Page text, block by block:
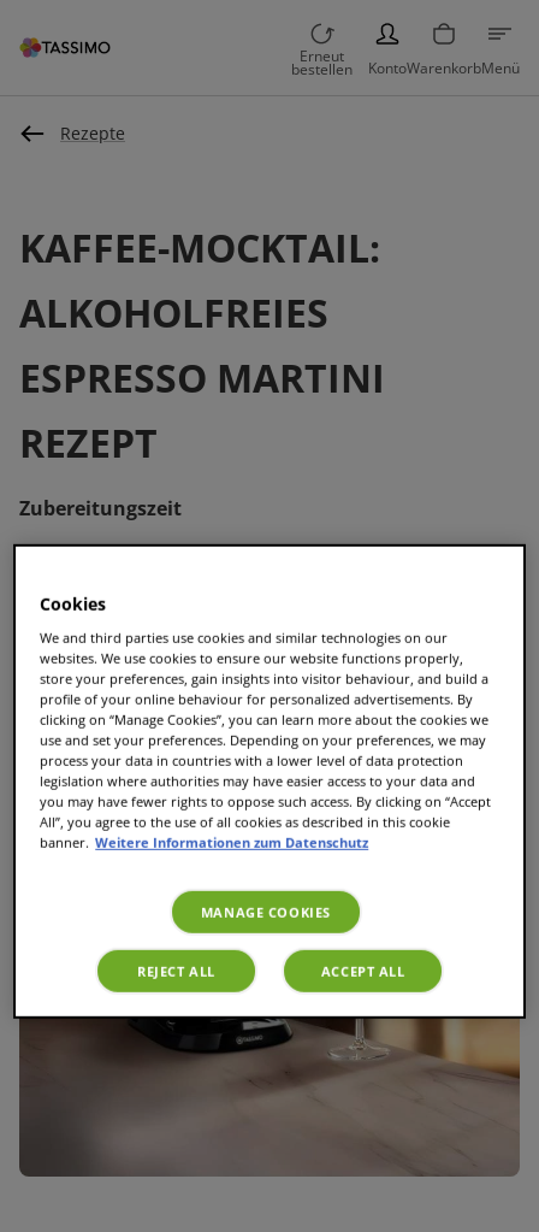
Erneut
bestellen
PERSON
KontoWarenkorbMenü
Rezepte
KAFFEE-MOCKTAIL:
ALKOHOLFREIES
ESPRESSO MARTINI
REZEPT
Zubereitungszeit
5 Minuten
Portion
1 Person
T DISC
Espresso, wir empfehlen L'OR Fortissimo TASSIMO
oder L’OR Forza TASSIMO
Cookies
We and third parties use cookies and similar technologies on our
websites. We use cookies to ensure our website functions properly,
store your preferences, gain insights into visitor behaviour, and build a
profile of your online behaviour for personalized advertisements. By
clicking on “Manage Cookies”, you can learn more about the cookies we
use and set your preferences. Depending on your preferences, we may
process your data in countries with a lower level of data protection
legislation where authorities may have easier access to your data and
you may have fewer rights to oppose such access. By clicking on “Accept
All”, you agree to the use of all cookies as described in this cookie
banner. Weitere Informationen zum Datenschutz
MANAGE COOKIES
REJECT ALL ACCEPT ALL